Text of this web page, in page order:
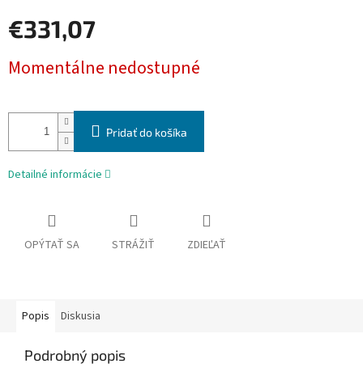
€331,07
cena:
Momentálne nedostupné
Pridať do košíka
Detailné informácie
OPÝTAŤ SA STRÁŽIŤ ZDIEĽAŤ
Popis Diskusia
Podrobný popis